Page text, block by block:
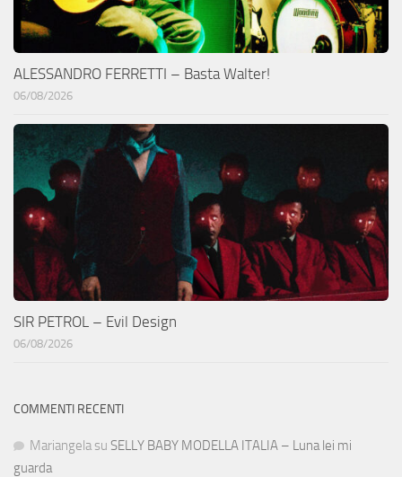
ALESSANDRO FERRETTI – Basta Walter!
06/08/2026
SIR PETROL – Evil Design
06/08/2026
COMMENTI RECENTI
Mariangela su SELLY BABY MODELLA ITALIA – Luna lei mi
guarda